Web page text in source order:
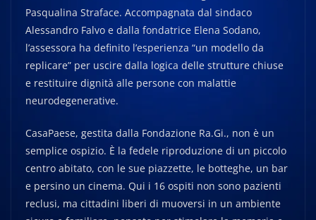
Pasqualina Straface. Accompagnata dal sindaco
Alessandro Falvo e dalla fondatrice Elena Sodano,
l’assessora ha definito l’esperienza “un modello da
replicare” per uscire dalla logica delle strutture chiuse
e restituire dignità alle persone con malattie
neurodegenerative.
CasaPaese, gestita dalla Fondazione Ra.Gi., non è un
semplice ospizio. È la fedele riproduzione di un piccolo
centro abitato, con le sue piazzette, le botteghe, un bar
e persino un cinema. Qui i 16 ospiti non sono pazienti
reclusi, ma cittadini liberi di muoversi in un ambiente